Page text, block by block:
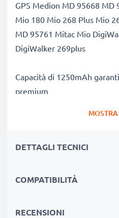
GPS Medion MD 95668
Mio 180 Mio 268 Plus Mio
MD 95761 Mitac Mio
DigiWalker 269plus
Capacità di 1250mAh
premium
aventi stesso peso e
compatible e nuova, dispone
DETTAGLI TECNICI
COMPATIBILITÀ
RECENSIONI